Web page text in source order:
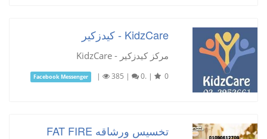
KidzCare - كيدزكير
مركز كيدزكير - KidzCare
Facebook Messenger | 385 | 0. | 0
تخسيس ورشاقه FAT FIRE